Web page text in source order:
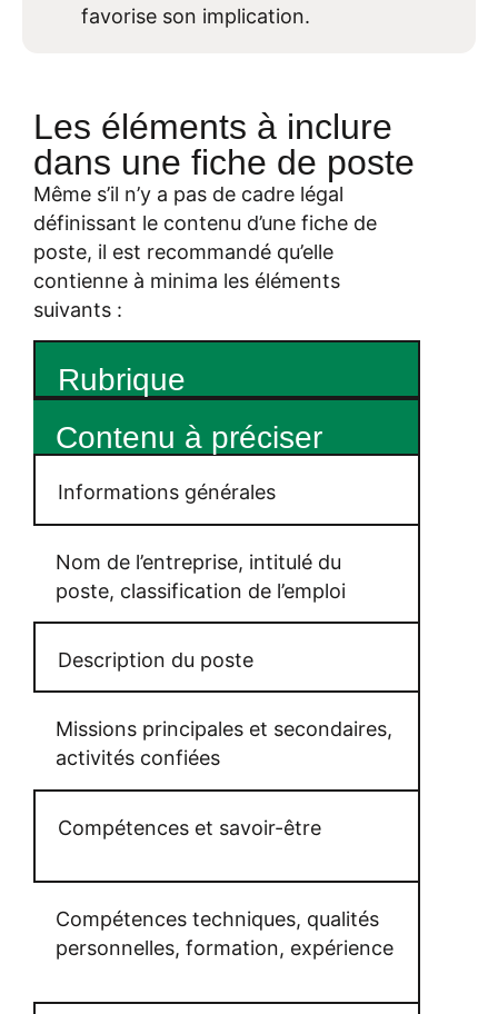
favorise son implication.
Les éléments à inclure
dans une fiche de poste
Même s’il n’y a pas de cadre légal
définissant le contenu d’une fiche de
poste, il est recommandé qu’elle
contienne à minima les éléments
suivants :
Rubrique
Contenu à préciser
Informations générales
Nom de l’entreprise, intitulé du
poste, classification de l’emploi
Description du poste
Missions principales et secondaires,
activités confiées
Compétences et savoir-être
Compétences techniques, qualités
personnelles, formation, expérience